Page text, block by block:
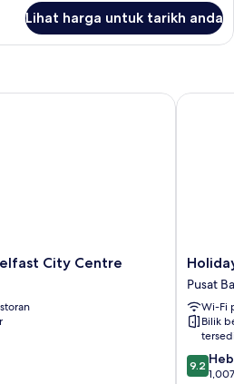
Lihat harga untuk tarikh anda
City Centre
City Centre
Holiday
Inn
Belfast
City
Centre
IHG
Pusat
Pusat
Wi-Fi
Bilik
9.2
9.2
Holiday